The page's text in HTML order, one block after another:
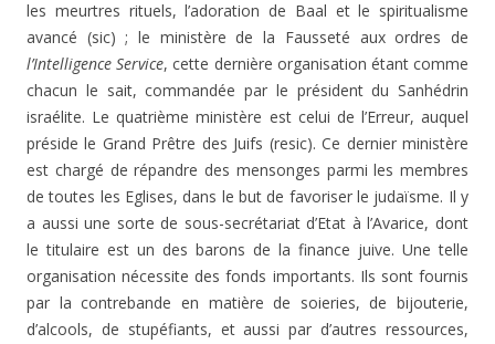
les meurtres rituels, l’adoration de Baal et le spiritualisme
avancé (sic) ; le ministère de la Fausseté aux ordres de
l’Intelligence Service, cette dernière organisation étant comme
chacun le sait, commandée par le président du Sanhédrin
israélite. Le quatrième ministère est celui de l’Erreur, auquel
préside le Grand Prêtre des Juifs (resic). Ce dernier ministère
est chargé de répandre des mensonges parmi les membres
de toutes les Eglises, dans le but de favoriser le judaïsme. Il y
a aussi une sorte de sous-secrétariat d’Etat à l’Avarice, dont
le titulaire est un des barons de la finance juive. Une telle
organisation nécessite des fonds importants. Ils sont fournis
par la contrebande en matière de soieries, de bijouterie,
d’alcools, de stupéfiants, et aussi par d’autres ressources,